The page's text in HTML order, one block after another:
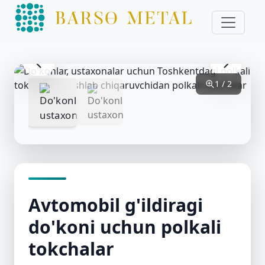
1 / 2
Avtomobil g'ildiragi
do'koni uchun polkali
tokchalar